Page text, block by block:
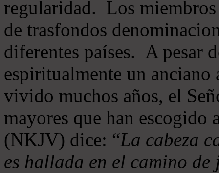
regularidad. Los
de trasfondos
diferentes países. A pesar
espiritualmente un
vivido muchos años, el
mayores que han
(NKJV) dice: “La cabeza
es hallada en el camino de